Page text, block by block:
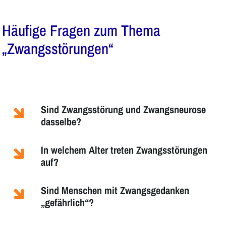
Häufige Fragen zum Thema
„Zwangsstörungen“
Sind Zwangsstörung und Zwangsneurose
dasselbe?
In welchem Alter treten Zwangsstörungen
auf?
Sind Menschen mit Zwangsgedanken
„gefährlich“?